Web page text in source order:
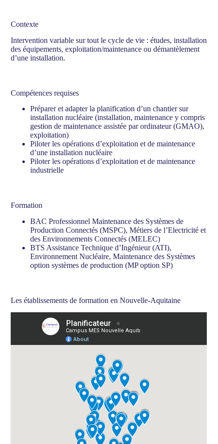
Contexte
Intervention variable sur tout le cycle de vie : études, installation
des équipements, exploitation/maintenance ou démantèlement
d’une installation.
Compétences requises
Préparer et adapter la planification d’un chantier sur
installation nucléaire (installation, maintenance y compris
gestion de maintenance assistée par ordinateur (GMAO),
exploitation)
Piloter les opérations d’exploitation et de maintenance
d’une installation nucléaire
Piloter les opérations d’exploitation et de maintenance
industrielle
Formation
BAC Professionnel Maintenance des Systèmes de
Production Connectés (MSPC), Métiers de l’Electricité et
des Environnements Connectés (MELEC)
BTS Assistance Technique d’Ingénieur (ATI),
Environnement Nucléaire, Maintenance des Systèmes
option systèmes de production (MP option SP)
Les établissements de formation en Nouvelle-Aquitaine